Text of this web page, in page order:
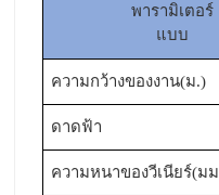
พารามิเตอร์
แบบ
ความกว้างของงาน(ม.)
ดาดฟ้า
ความหนาของวีเนียร์(มม